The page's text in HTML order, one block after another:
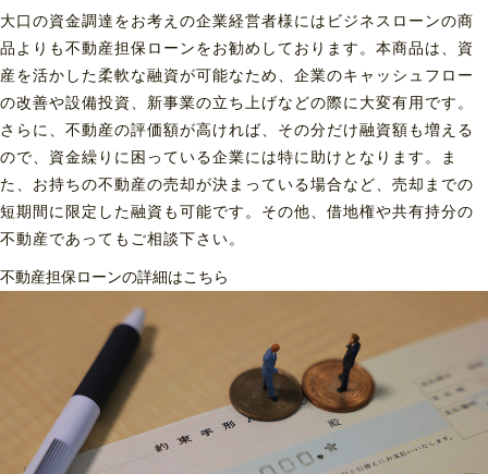
大口の資金調達をお考えの企業経営者様にはビジネスローンの商
品よりも不動産担保ローンをお勧めしております。本商品は、資
産を活かした柔軟な融資が可能なため、企業のキャッシュフロー
の改善や設備投資、新事業の立ち上げなどの際に大変有用です。
さらに、不動産の評価額が高ければ、その分だけ融資額も増える
ので、資金繰りに困っている企業には特に助けとなります。ま
た、お持ちの不動産の売却が決まっている場合など、売却までの
短期間に限定した融資も可能です。その他、借地権や共有持分の
不動産であってもご相談下さい。
不動産担保ローンの詳細はこちら